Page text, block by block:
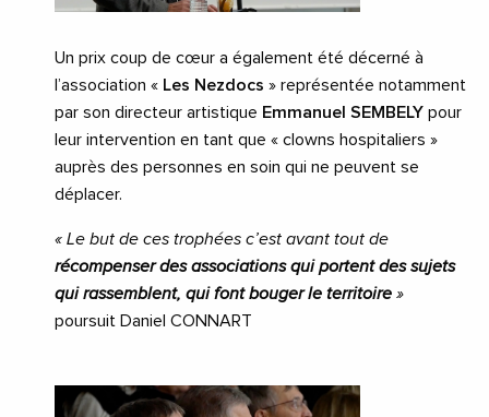
Un prix coup de cœur a également été décerné à
l’association « Les Nezdocs » représentée notamment
par son directeur artistique Emmanuel SEMBELY pour
leur intervention en tant que « clowns hospitaliers »
auprès des personnes en soin qui ne peuvent se
déplacer.
« Le but de ces trophées c’est avant tout de
récompenser des associations qui portent des sujets
qui rassemblent, qui font bouger le territoire »
poursuit Daniel CONNART